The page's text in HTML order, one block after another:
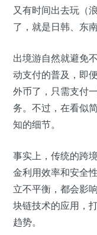
又有时间出去玩（
了，就是日韩、东
出境游自然就避免
动支付的普及，即
外币了，只需支付
务。不过，在看似
知的细节。
事实上，传统的跨
金利用效率和安全
立不平衡，都会影
块链技术的应用，
趋势。